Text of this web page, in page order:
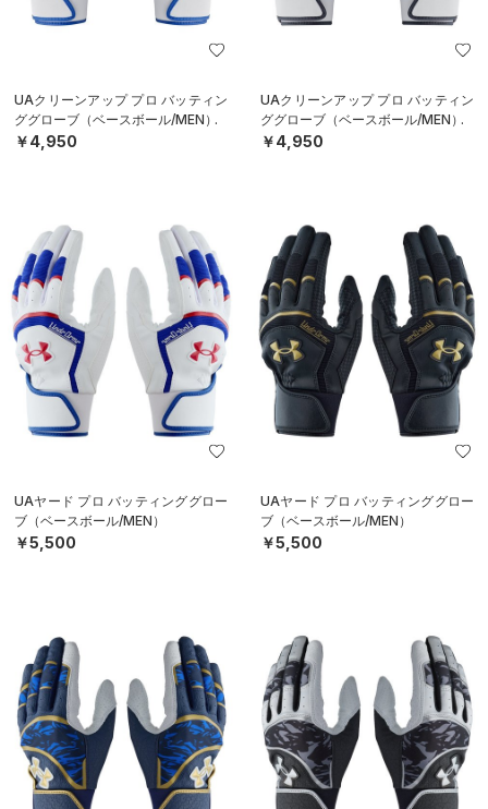
UAクリーンアップ プロ バッティン
ググローブ（ベースボール/MEN）
￥4,950
UAクリーンアップ プロ バッティン
ググローブ（ベースボール/MEN）
￥4,950
UAヤード プロ バッティンググロー
ブ（ベースボール/MEN）
￥5,500
UAヤード プロ バッティンググロー
ブ（ベースボール/MEN）
￥5,500